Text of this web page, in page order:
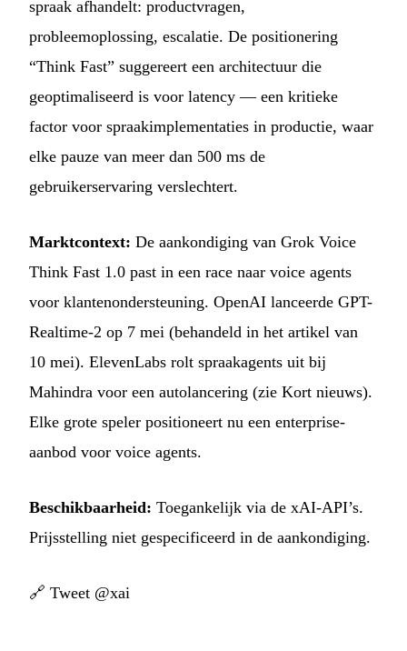
spraak afhandelt: productvragen,
probleemoplossing, escalatie. De positionering
“Think Fast” suggereert een architectuur die
geoptimaliseerd is voor latency — een kritieke
factor voor spraakimplementaties in productie, waar
elke pauze van meer dan 500 ms de
gebruikerservaring verslechtert.
Marktcontext: De aankondiging van Grok Voice
Think Fast 1.0 past in een race naar voice agents
voor klantenondersteuning. OpenAI lanceerde GPT-
Realtime-2 op 7 mei (behandeld in het artikel van
10 mei). ElevenLabs rolt spraakagents uit bij
Mahindra voor een autolancering (zie Kort nieuws).
Elke grote speler positioneert nu een enterprise-
aanbod voor voice agents.
Beschikbaarheid: Toegankelijk via de xAI-API’s.
Prijsstelling niet gespecificeerd in de aankondiging.
🔗 Tweet @xai